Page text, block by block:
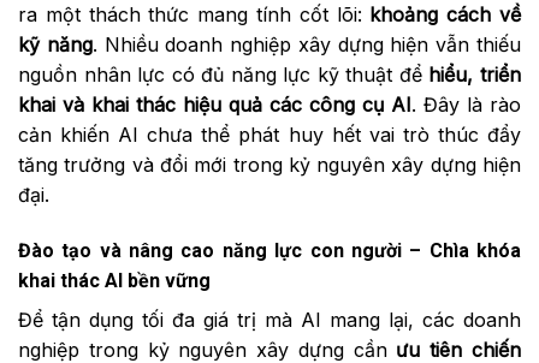
ra một thách thức mang tính cốt lõi: khoảng cách về
kỹ năng. Nhiều doanh nghiệp xây dựng hiện vẫn thiếu
nguồn nhân lực có đủ năng lực kỹ thuật để hiểu, triển
khai và khai thác hiệu quả các công cụ AI. Đây là rào
cản khiến AI chưa thể phát huy hết vai trò thúc đẩy
tăng trưởng và đổi mới trong kỷ nguyên xây dựng hiện
đại.
Đào tạo và nâng cao năng lực con người – Chìa khóa
khai thác AI bền vững
Để tận dụng tối đa giá trị mà AI mang lại, các doanh
nghiệp trong kỷ nguyên xây dựng cần ưu tiên chiến